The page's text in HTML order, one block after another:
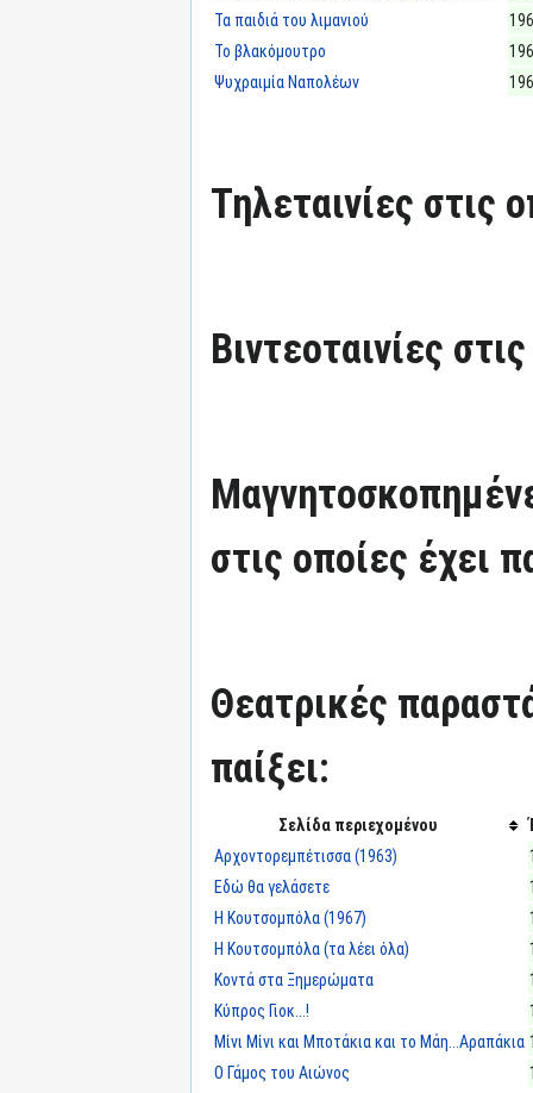
Τα παιδιά του λιμανιού
Το βλακόμουτρο
Ψυχραιμία Ναπολέων
Τηλεταινίες στις
Βιντεοταινίες
στις οποίες έχει
Θεατρικές
παίξει:
Σελίδα περιεχομένου
Αρχοντορεμπέτισσα (1963)
Εδώ θα γελάσετε
Η Κουτσομπόλα (1967)
Η Κουτσομπόλα (τα λέει όλα)
Κοντά στα Ξημερώματα
Κύπρος Γιοκ...!
Μίνι Μίνι και Μποτάκια και το Μάη...Αραπάκια
Ο Γάμος του Αιώνος